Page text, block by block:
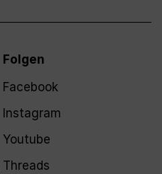
Folgen
Facebook
Instagram
Youtube
Threads